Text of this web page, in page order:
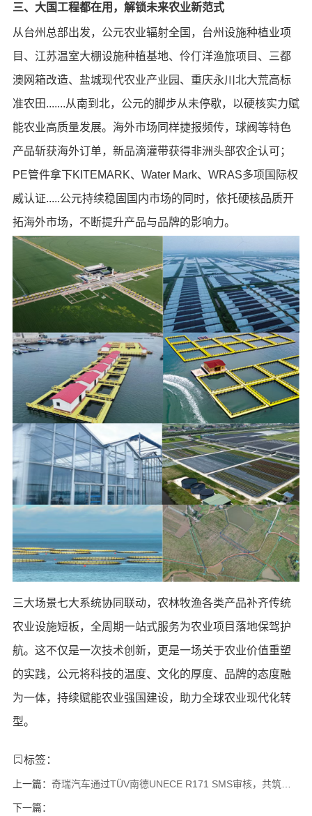
三、大国工程都在用，解锁未来农业新范式
从台州总部出发，公元农业辐射全国，台州设施种植业项
目、江苏温室大棚设施种植基地、伶仃洋渔旅项目、三都
澳网箱改造、盐城现代农业产业园、重庆永川北大荒高标
准农田.......从南到北，公元的脚步从未停歇，以硬核实力赋
能农业高质量发展。海外市场同样捷报频传，球阀等特色
产品斩获海外订单，新品滴灌带获得非洲头部农企认可；
PE管件拿下KITEMARK、Water Mark、WRAS多项国际权
威认证.....公元持续稳固国内市场的同时，依托硬核品质开
拓海外市场，不断提升产品与品牌的影响力。
三大场景七大系统协同联动，农林牧渔各类产品补齐传统
农业设施短板，全周期一站式服务为农业项目落地保驾护
航。这不仅是一次技术创新，更是一场关于农业价值重塑
的实践，公元将科技的温度、文化的厚度、品牌的态度融
为一体，持续赋能农业强国建设，助力全球农业现代化转
型。
标签：
上一篇： 奇瑞汽车通过TÜV南德UNECE R171 SMS审核，共筑智驾出海合规基石
下一篇：